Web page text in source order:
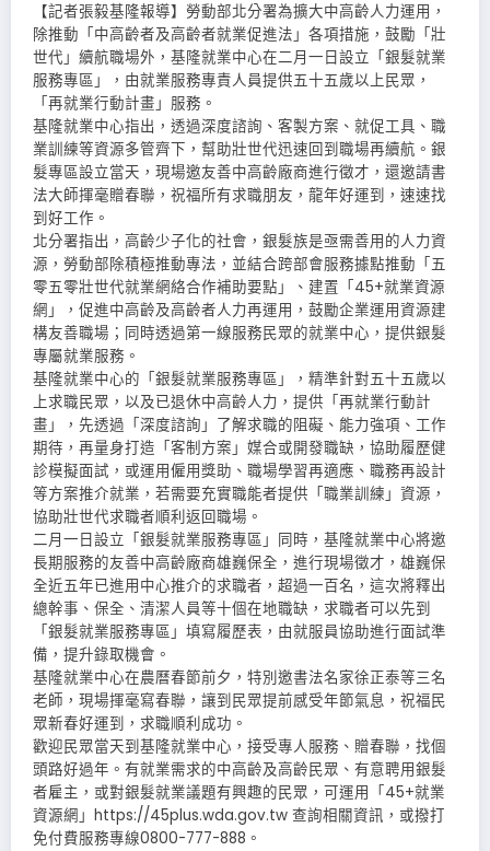
【記者張毅基隆報導】勞動部北分署為擴大中高齡人力運用，
除推動「中高齡者及高齡者就業促進法」各項措施，鼓勵「壯
世代」續航職場外，基隆就業中心在二月一日設立「銀髮就業
服務專區」，由就業服務專責人員提供五十五歲以上民眾，
「再就業行動計畫」服務。
基隆就業中心指出，透過深度諮詢、客製方案、就促工具、職
業訓練等資源多管齊下，幫助壯世代迅速回到職場再續航。銀
髮專區設立當天，現場邀友善中高齡廠商進行徵才，還邀請書
法大師揮毫贈春聯，祝福所有求職朋友，龍年好運到，速速找
到好工作。
北分署指出，高齡少子化的社會，銀髮族是亟需善用的人力資
源，勞動部除積極推動專法，並結合跨部會服務據點推動「五
零五零壯世代就業網絡合作補助要點」、建置「45+就業資源
網」，促進中高齡及高齡者人力再運用，鼓勵企業運用資源建
構友善職場；同時透過第一線服務民眾的就業中心，提供銀髮
專屬就業服務。
基隆就業中心的「銀髮就業服務專區」，精準針對五十五歲以
上求職民眾，以及已退休中高齡人力，提供「再就業行動計
畫」，先透過「深度諮詢」了解求職的阻礙、能力強項、工作
期待，再量身打造「客制方案」媒合或開發職缺，協助履歷健
診模擬面試，或運用僱用獎助、職場學習再適應、職務再設計
等方案推介就業，若需要充實職能者提供「職業訓練」資源，
協助壯世代求職者順利返回職場。
二月一日設立「銀髮就業服務專區」同時，基隆就業中心將邀
長期服務的友善中高齡廠商雄巍保全，進行現場徵才，雄巍保
全近五年已進用中心推介的求職者，超過一百名，這次將釋出
總幹事、保全、清潔人員等十個在地職缺，求職者可以先到
「銀髮就業服務專區」填寫履歷表，由就服員協助進行面試準
備，提升錄取機會。
基隆就業中心在農曆春節前夕，特別邀書法名家徐正泰等三名
老師，現場揮毫寫春聯，讓到民眾提前感受年節氣息，祝福民
眾新春好運到，求職順利成功。
歡迎民眾當天到基隆就業中心，接受專人服務、贈春聯，找個
頭路好過年。有就業需求的中高齡及高齡民眾、有意聘用銀髮
者雇主，或對銀髮就業議題有興趣的民眾，可運用「45+就業
資源網」https://45plus.wda.gov.tw 查詢相關資訊，或撥打
免付費服務專線0800-777-888。